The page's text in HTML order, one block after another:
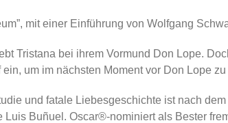
mit einer Einführung von Wolfgang
Tristana bei ihrem Vormund Don Lope.
ein, um im nächsten Moment vor Don Lope
und fatale Liebesgeschichte ist nach
Luis Buñuel. Oscar®-nominiert als Bester